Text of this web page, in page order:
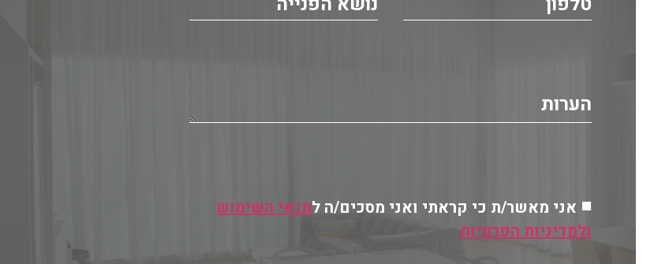
אני מאשר/ת כי קראתי ואני מסכים/ה לתנאי השימוש
ולמדיניות הפרטיות